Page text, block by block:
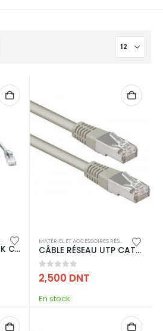
CÂBLE RÉSEAU D-LINK CAT 6 FTP – 0.5 MÈTRES
MATÉRIEL ET ACCESSOIRES RÉSEAU ,CÂBLE
CÂBLE RÉSEAU UTP CAT 6 1.5M RJ45 – GRIS
0 out of 5
2,500 DNT
En stock